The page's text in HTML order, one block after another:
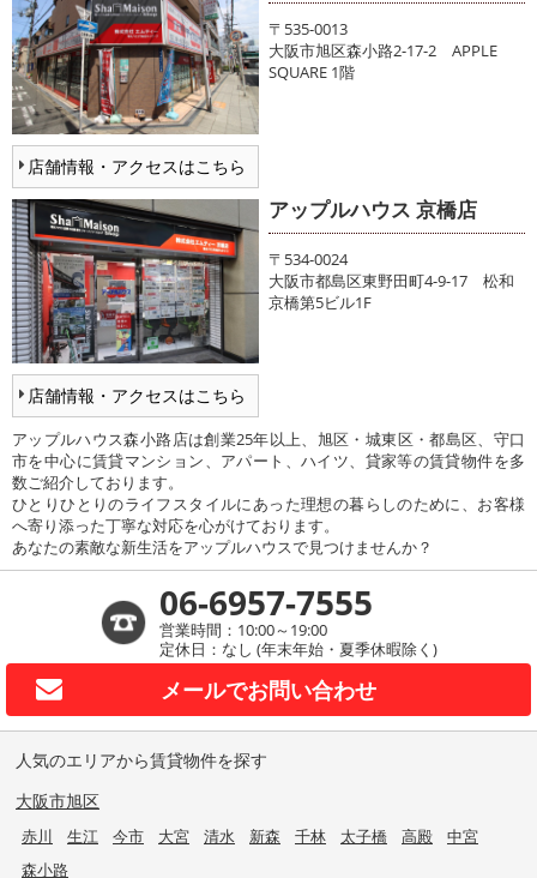
店舗情報・アクセスはこちら
〒535-0013
大阪市旭区森小路2-17-2 APPLE
SQUARE 1階
店舗情報・アクセスはこちら
アップルハウス 京橋店
〒534-0024
大阪市都島区東野田町4-9-17 松和
京橋第5ビル1F
アップルハウス森小路店は創業25年以上、旭区・城東区・都島区、守口
市を中心に賃貸マンション、アパート、ハイツ、貸家等の賃貸物件を多
数ご紹介しております。
ひとりひとりのライフスタイルにあった理想の暮らしのために、お客様
へ寄り添った丁寧な対応を心がけております。
あなたの素敵な新生活をアップルハウスで見つけませんか？
06-6957-7555
営業時間：10:00～19:00
定休日：なし (年末年始・夏季休暇除く)
メールでお問い合わせ
人気のエリアから賃貸物件を探す
大阪市旭区
赤川 生江 今市 大宮 清水 新森 千林 太子橋 高殿
中宮
森小路